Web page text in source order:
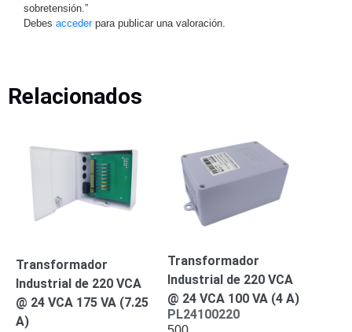
eSATADiscos
Duros
Memorias
AplicaciónUnidades
de Estado
Sólido
VMS y
Analíticas
EPCOM
Honeywell Wisenet
sobretensión.”
Debes accederpara publicar una valoración.
Relacionados
Transformador
Industrial de 220 VCA
@ 24 VCA 175 VA (7.25
A)
Transformador
Industrial de 220 VCA
@ 24 VCA 100 VA (4 A)
PL24100220